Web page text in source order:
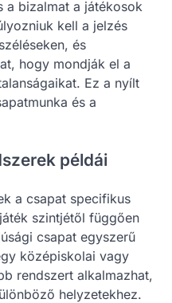
a bizalmat a játékosok
kell a jelzés
és
hogy mondják el a
Ez a nyílt
és a
példái
a csapat specifikus
szintjétől függően
csapat egyszerű
középiskolai vagy
rendszert alkalmazhat,
helyzetekhez.